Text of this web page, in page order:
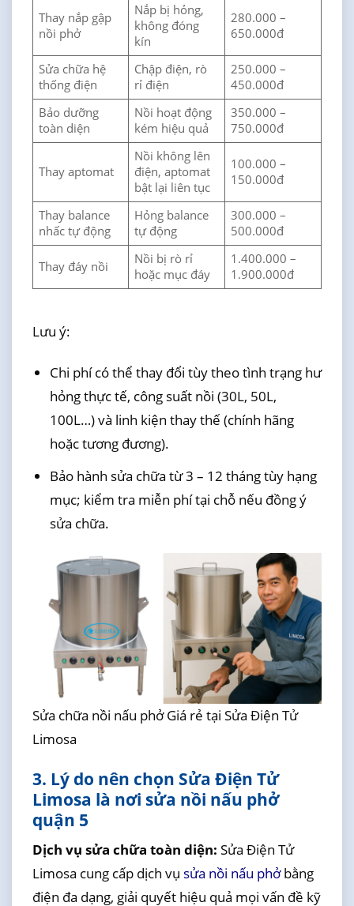
Thay nắp gập
nồi phở
Nắp bị hỏng,
không đóng
kín
280.000 –
650.000đ
Sửa chữa hệ
thống điện
Chập điện, rò
rỉ điện
250.000 –
450.000đ
Bảo dưỡng
toàn diện
Nồi hoạt động
kém hiệu quả
350.000 –
750.000đ
Thay aptomat
Nồi không lên
điện, aptomat
bật lại liên tục
100.000 –
150.000đ
Thay balance
nhấc tự động
Hỏng balance
tự động
300.000 –
500.000đ
Thay đáy nồi
Nồi bị rò rỉ
hoặc mục đáy
1.400.000 –
1.900.000đ
Lưu ý:
Chi phí có thể thay đổi tùy theo tình trạng hư
hỏng thực tế, công suất nồi (30L, 50L,
100L…) và linh kiện thay thế (chính hãng
hoặc tương đương).
Bảo hành sửa chữa từ 3 – 12 tháng tùy hạng
mục; kiểm tra miễn phí tại chỗ nếu đồng ý
sửa chữa.
Sửa chữa nồi nấu phở Giá rẻ tại Sửa Điện Tử
Limosa
3. Lý do nên chọn Sửa Điện Tử
Limosa là nơi sửa nồi nấu phở
quận 5
Dịch vụ sửa chữa toàn diện: Sửa Điện Tử
Limosa cung cấp dịch vụ sửa nồi nấu phởbằng
điện đa dạng, giải quyết hiệu quả mọi vấn đề kỹ